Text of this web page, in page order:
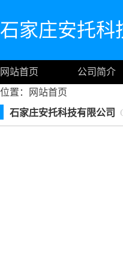
石家庄安托科
网站首页 公司简介
位置：
网站首页
石家庄安托科技有限公司